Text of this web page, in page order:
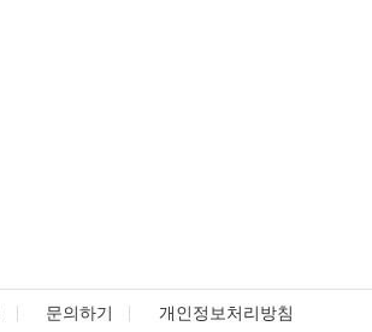
문의하기 개인정보처리방침